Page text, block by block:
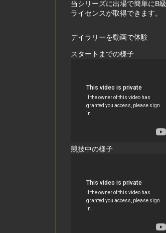
当シリーズに出場で簡単にB級
ライセンスが取得できます。
デイラリーを動画で体験
スタートまでの様子
競技中の様子